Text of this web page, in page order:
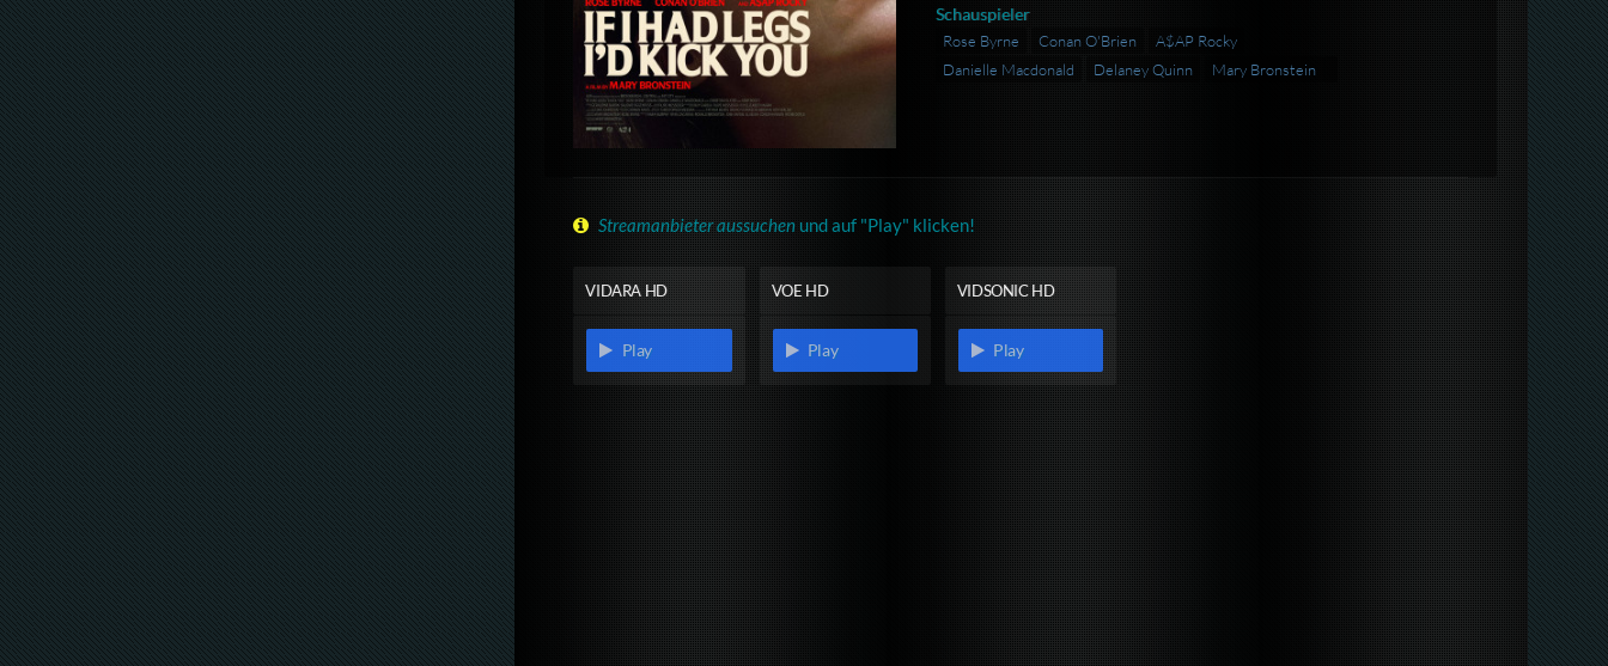
Schauspieler
Rose Byrne Conan O'Brien
A$AP Rocky
Danielle Macdonald
Delaney Quinn Mary Bronstein
Streamanbieter aussuchen und auf "Play" klicken!
VIDARA HD
Play
VOE HD
Play
VIDSONIC HD
Play